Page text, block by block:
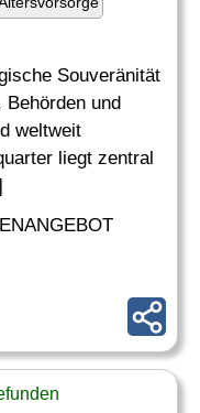
Souveränität
und
weltweit
liegt zentral